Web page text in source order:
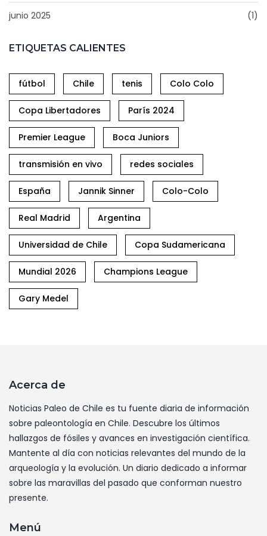
junio 2025 (1)
ETIQUETAS CALIENTES
fútbol Chile tenis Colo Colo
Copa Libertadores París 2024
Premier League Boca Juniors
transmisión en vivo redes sociales
España Jannik Sinner Colo-Colo
Real Madrid Argentina
Universidad de Chile Copa Sudamericana
Mundial 2026 Champions League
Gary Medel
Acerca de
Noticias Paleo de Chile es tu fuente diaria de información
sobre paleontología en Chile. Descubre los últimos
hallazgos de fósiles y avances en investigación científica.
Mantente al día con noticias relevantes del mundo de la
arqueología y la evolución. Un diario dedicado a informar
sobre las maravillas del pasado que conforman nuestro
presente.
Menú